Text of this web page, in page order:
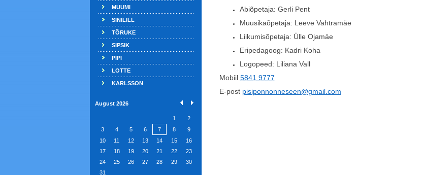
MUUMI
SINILILL
TÕRUKE
SIPSIK
PIPI
LOTTE
KARLSSON
August 2026
1
2
3
4 5 6 7 8
9
10
11 12 13 14 15
16
17
18 19 20 21 22
23
24
25 26 27 28 29
30
31
Abiõpetaja: Gerli Pent
Muusikaõpetaja: Leeve Vahtramäe
Liikumisõpetaja: Ülle Ojamäe
Eripedagoog: Kadri Koha
Logopeed: Liliana Vall
Mobiil 5841 9777
E-post pisiponnonneseen@gmail.com